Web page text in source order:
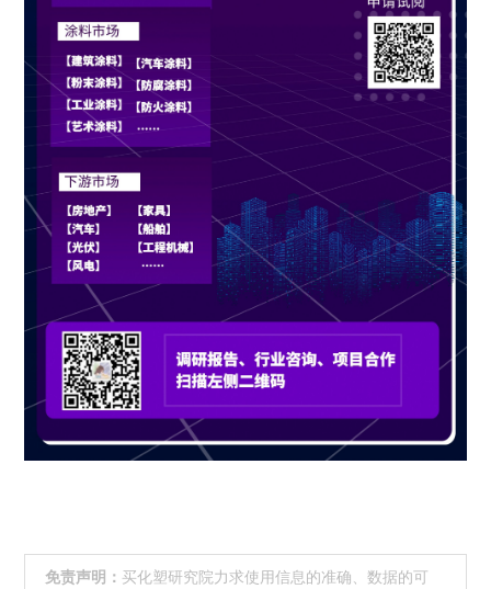
免责声明： 买化塑研究院力求使用信息的准确、数据的可